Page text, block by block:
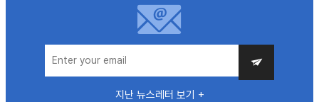
지난 뉴스레터 보기 +